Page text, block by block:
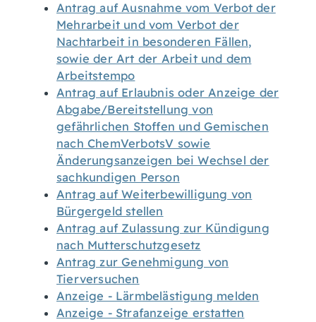
Antrag auf Ausnahme vom Verbot der
Mehrarbeit und vom Verbot der
Nachtarbeit in besonderen Fällen,
sowie der Art der Arbeit und dem
Arbeitstempo
Antrag auf Erlaubnis oder Anzeige der
Abgabe/Bereitstellung von
gefährlichen Stoffen und Gemischen
nach ChemVerbotsV sowie
Änderungsanzeigen bei Wechsel der
sachkundigen Person
Antrag auf Weiterbewilligung von
Bürgergeld stellen
Antrag auf Zulassung zur Kündigung
nach Mutterschutzgesetz
Antrag zur Genehmigung von
Tierversuchen
Anzeige - Lärmbelästigung melden
Anzeige - Strafanzeige erstatten